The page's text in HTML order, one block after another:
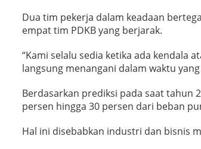
Dua tim pekerja dalam keadaan
empat tim PDKB yang berjarak.
“Kami selalu sedia ketika ada kendala
langsung menangani dalam waktu
Berdasarkan prediksi pada saat tahun
persen hingga 30 persen dari beban
Hal ini disebabkan industri dan bisnis